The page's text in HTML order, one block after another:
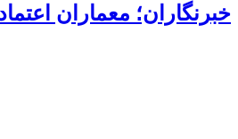
خبرنگاران؛ معماران